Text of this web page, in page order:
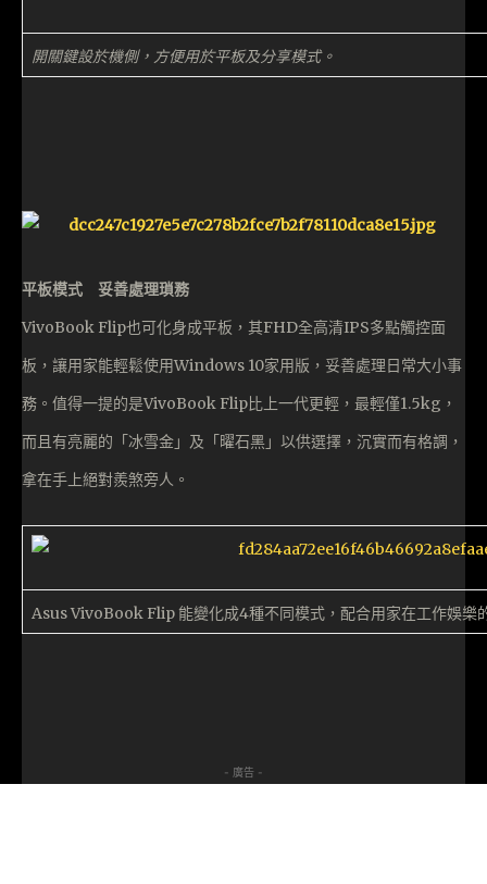
開關鍵設於機側，方便用於平板及分享模式。
平板模式 妥善處理瑣務
VivoBook Flip也可化身成平板，其FHD全高清IPS多點觸控面
板，讓用家能輕鬆使用Windows 10家用版，妥善處理日常大小事
務。值得一提的是VivoBook Flip比上一代更輕，最輕僅1.5kg，
而且有亮麗的「冰雪金」及「曜石黑」以供選擇，沉實而有格調，
拿在手上絕對羨煞旁人。
Asus VivoBook Flip 能變化成4種不同模式，配合用家在工作娛樂
- 廣告 -